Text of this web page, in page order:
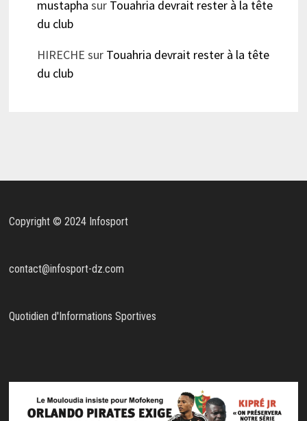
mustapha sur Touahria devrait rester à la tête
du club
HIRECHE sur Touahria devrait rester à la tête
du club
Copyright © 2024 Infosport
contact@infosport-dz.com
Quotidien d'Informations Sportives